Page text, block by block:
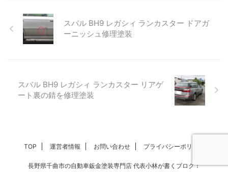
スバル BH9 レガシィ ランカスター ドアガ
ーニッシュ修理塗装
スバル BH9 レガシィ ランカスター リアゲ
ート裏の錆を修理塗装
TOP 運営者情報 お問い合わせ プライバシーポリシー
長野県千曲市の自動車鈑金塗装専門店 代表小林が書くブログ！